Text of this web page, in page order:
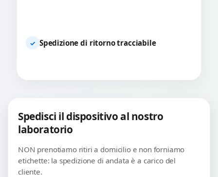
✓ Spedizione di ritorno tracciabile
Spedisci il dispositivo al nostro
laboratorio
NON prenotiamo ritiri a domicilio e non forniamo
etichette: la spedizione di andata è a carico del
cliente.